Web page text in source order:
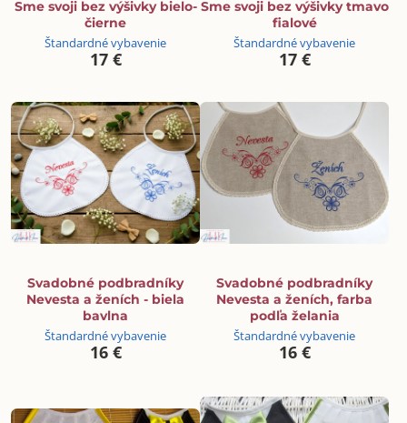
Sme svoji bez výšivky bielo-
čierne
Štandardné vybavenie
17 €
Sme svoji bez výšivky tmavo
fialové
Štandardné vybavenie
17 €
Svadobné podbradníky
Nevesta a ženích - biela
bavlna
Štandardné vybavenie
16 €
Svadobné podbradníky
Nevesta a ženích, farba
podľa želania
Štandardné vybavenie
16 €